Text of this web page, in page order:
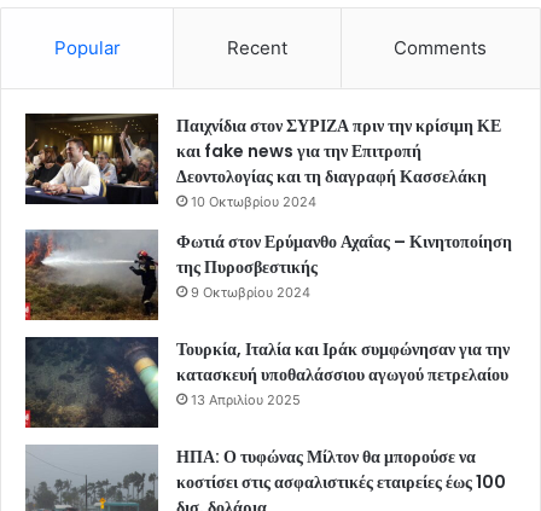
Popular Recent Comments
Παιχνίδια στον ΣΥΡΙΖΑ πριν την κρίσιμη ΚΕ
και fake news για την Επιτροπή
Δεοντολογίας και τη διαγραφή Κασσελάκη
10 Οκτωβρίου 2024
Φωτιά στον Ερύμανθο Αχαΐας – Κινητοποίηση
της Πυροσβεστικής
9 Οκτωβρίου 2024
Τουρκία, Ιταλία και Ιράκ συμφώνησαν για την
κατασκευή υποθαλάσσιου αγωγού πετρελαίου
13 Απριλίου 2025
ΗΠΑ: Ο τυφώνας Μίλτον θα μπορούσε να
κοστίσει στις ασφαλιστικές εταιρείες έως 100